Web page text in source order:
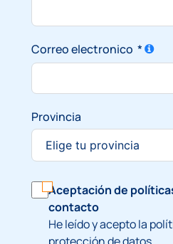
Correo electronico
Provincia
Aceptación de
contacto
He leído y acepto la